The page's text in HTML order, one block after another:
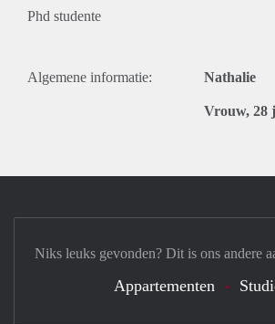
Phd studente
Algemene informatie: Nathalie
Vrouw, 28
Niks leuks gevonden? Dit is ons andere
Appartementen